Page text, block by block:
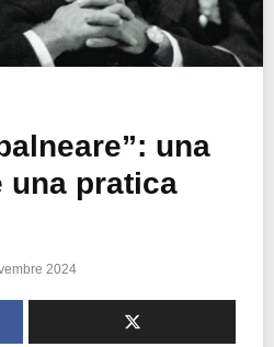
una
una pratica
2024